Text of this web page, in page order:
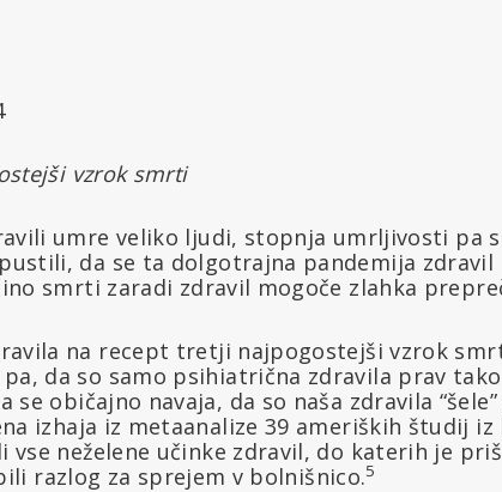
vzrok smrti
umre veliko ljudi, stopnja umrljivosti pa
da se ta dolgotrajna pandemija zdravil
smrti zaradi zdravil mogoče zlahka
na recept tretji najpogostejši vzrok
pa, da so samo psihiatrična zdravila prav
se običajno navaja, da so naša zdravila
izhaja iz metaanalize 39 ameriških študij iz
vse neželene učinke zdravil, do katerih je
razlog za sprejem v bolnišnico.5